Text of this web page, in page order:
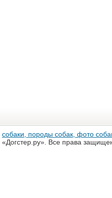
собаки, породы собак, фото
«Догстер.ру». Все права